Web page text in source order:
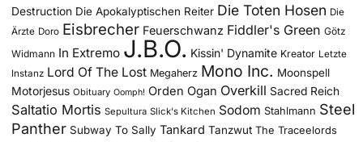
Destruction Die Apokalyptischen Reiter Die Toten Hosen Die
Ärzte Doro Eisbrecher Feuerschwanz Fiddler's Green Götz
Widmann In Extremo J.B.O. Kissin' Dynamite Kreator Letzte
Instanz Lord Of The Lost Megaherz Mono Inc. Moonspell
Motorjesus Obituary Oomph! Orden Ogan Overkill Sacred Reich
Saltatio Mortis Sepultura Slick's Kitchen Sodom Stahlmann Steel
Panther Subway To Sally Tankard Tanzwut The Traceelords